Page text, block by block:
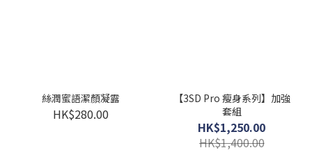
絲潤蜜語潔顏凝露
HK$280.00
【3SD Pro 瘦身系列】加強
套組
HK$1,250.00
HK$1,400.00